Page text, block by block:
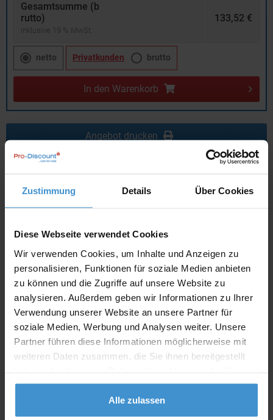
Zustimmung Details Über Cookies
Diese Webseite verwendet Cookies
Wir verwenden Cookies, um Inhalte und Anzeigen zu
personalisieren, Funktionen für soziale Medien anbieten
zu können und die Zugriffe auf unsere Website zu
analysieren. Außerdem geben wir Informationen zu Ihrer
Verwendung unserer Website an unsere Partner für
soziale Medien, Werbung und Analysen weiter. Unsere
Partner führen diese Informationen möglicherweise mit
weiteren Daten zusammen, die Sie ihnen bereitgestellt
gesammelt haben.
Alle zulassen
Gesamtsumme (b
rutto)
inklusive 19 % MwSt.
133,52 €
netto Privatkunden brutto
In den Warenkorb
Angebot drucken
Muster mit Ihrer
Werbeanbringung zur Freigabe
der Produktion:
Artikel ohne Werbeanbringung: ca. 3 - 5 Werktage
Muster bestellen